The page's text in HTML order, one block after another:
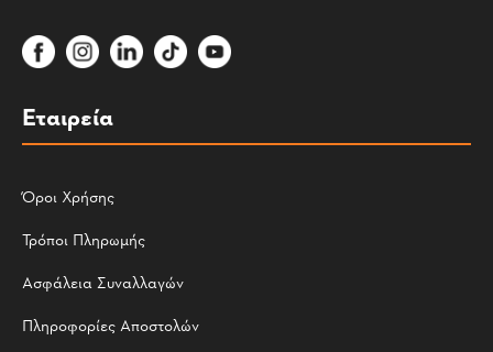
Εταιρεία
Όροι Χρήσης
Τρόποι Πληρωμής
Ασφάλεια Συναλλαγών
Πληροφορίες Αποστολών